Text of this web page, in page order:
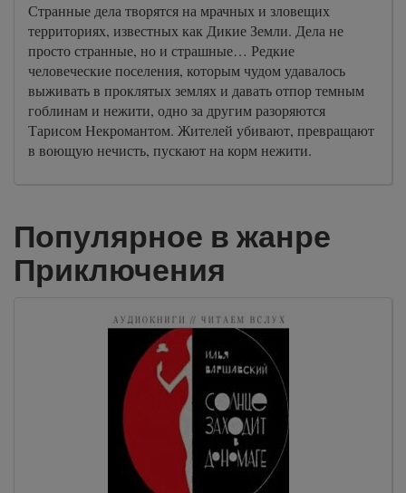
Странные дела творятся на мрачных и зловещих
территориях, известных как Дикие Земли. Дела не
просто странные, но и страшные… Редкие
человеческие поселения, которым чудом удавалось
выживать в проклятых землях и давать отпор темным
гоблинам и нежити, одно за другим разоряются
Тарисом Некромантом. Жителей убивают, превращают
в воющую нечисть, пускают на корм нежити.
Популярное в жанре
Приключения